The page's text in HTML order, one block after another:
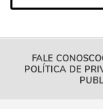
FALE CONOSCO
POLÍTICA DE